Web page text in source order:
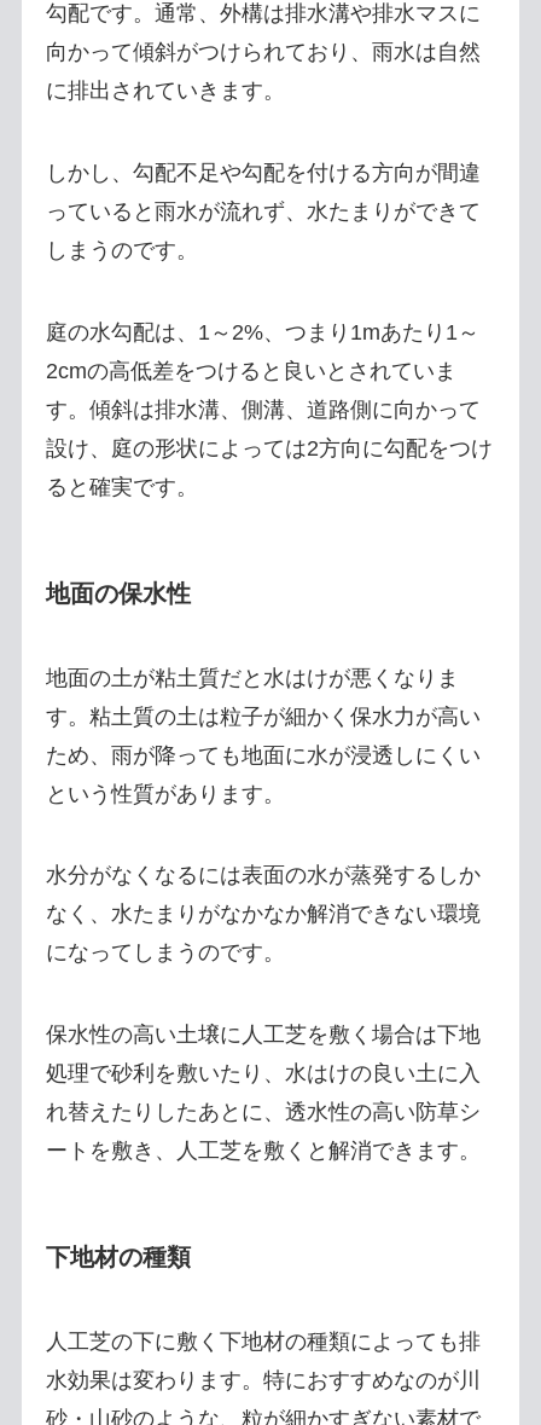
勾配です。通常、外構は排水溝や排水マスに
向かって傾斜がつけられており、雨水は自然
に排出されていきます。
しかし、勾配不足や勾配を付ける方向が間違
っていると雨水が流れず、水たまりができて
しまうのです。
庭の水勾配は、1～2%、つまり1mあたり1～
2cmの高低差をつけると良いとされていま
す。傾斜は排水溝、側溝、道路側に向かって
設け、庭の形状によっては2方向に勾配をつけ
ると確実です。
地面の保水性
地面の土が粘土質だと水はけが悪くなりま
す。粘土質の土は粒子が細かく保水力が高い
ため、雨が降っても地面に水が浸透しにくい
という性質があります。
水分がなくなるには表面の水が蒸発するしか
なく、水たまりがなかなか解消できない環境
になってしまうのです。
保水性の高い土壌に人工芝を敷く場合は下地
処理で砂利を敷いたり、水はけの良い土に入
れ替えたりしたあとに、透水性の高い防草シ
ートを敷き、人工芝を敷くと解消できます。
下地材の種類
人工芝の下に敷く下地材の種類によっても排
水効果は変わります。特におすすめなのが川
砂・山砂のような、粒が細かすぎない素材で